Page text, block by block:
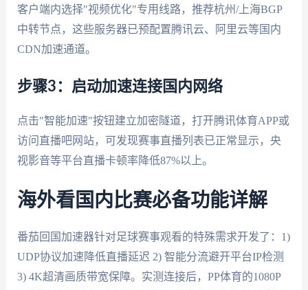
客户端内选择"视频优化"专用线路，推荐杭州/上海BGP
中转节点，这些服务器已预配置腾讯云、阿里云等国内
CDN加速通道。
步骤3：启动加速连接国内网络
点击"智能加速"按钮建立加密隧道，打开腾讯体育APP或
访问直播吧网站，可发现赛事直播列表已正常显示，央
视影音等平台直播卡顿率降低87%以上。
海外看国内比赛必备功能详解
番茄回国加速器针对足球赛事观看的特殊需求开发了：1)
UDP协议加速降低直播延迟 2) 智能分流避开平台IP检测
3) 4K超清画质带宽保障。实测连接后，PP体育的1080P